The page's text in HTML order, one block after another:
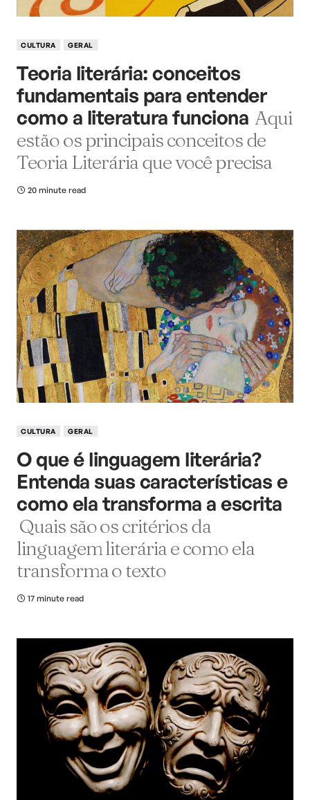
CULTURA GERAL
Teoria literária: conceitos
fundamentais para entender
como a literatura funciona Aqui
estão os principais conceitos de
Teoria Literária que você precisa
20 minute read
CULTURA GERAL
O que é linguagem literária?
Entenda suas características e
como ela transforma a escrita
Quais são os critérios da
linguagem literária e como ela
transforma o texto
17 minute read